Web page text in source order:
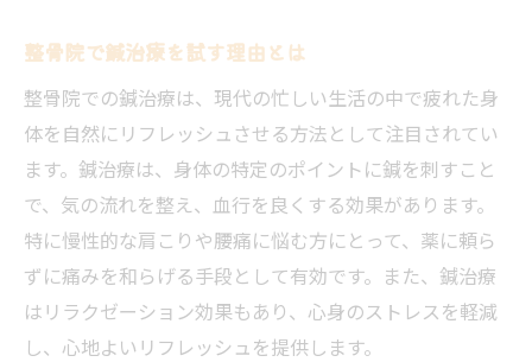
整骨院で鍼治療を試す理由とは
整骨院での鍼治療は、現代の忙しい生活の中で疲れた身
体を自然にリフレッシュさせる方法として注目されてい
ます。鍼治療は、身体の特定のポイントに鍼を刺すこと
で、気の流れを整え、血行を良くする効果があります。
特に慢性的な肩こりや腰痛に悩む方にとって、薬に頼ら
ずに痛みを和らげる手段として有効です。また、鍼治療
はリラクゼーション効果もあり、心身のストレスを軽減
し、心地よいリフレッシュを提供します。